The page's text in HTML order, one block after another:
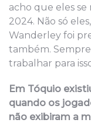
acho que eles se
2024. Não só
Wanderley foi
também.
trabalhar para
Em Tóquio
quando os
não exibiram a